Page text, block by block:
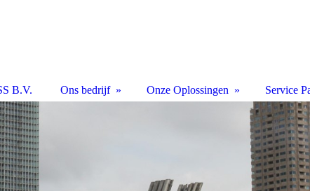
B.V. Ons bedrijf Onze Oplossingen Service